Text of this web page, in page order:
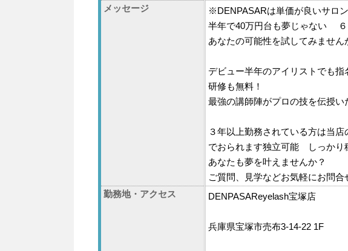
メッセージ
※DENPASARは単価が良いサロ
半年で40万円台も夢じゃない ６
あなたの可能性を試してみません
デビュー半年のアイリストでも
研修も無料！
最強の講師陣がプロの技を伝授い
３年以上勤務されている方は当
でおられます独立可能 しっかり
あなたも夢を叶えませんか？
ご質問、見学などお気軽にお問合
勤務地・アクセス
DENPASAReyelash宝塚店
兵庫県宝塚市売布3-14-22 1F